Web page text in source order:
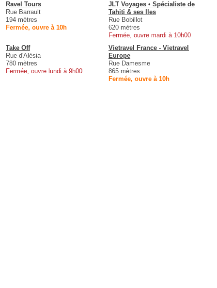
Ravel Tours
Rue Barrault
194 mètres
Fermée, ouvre à 10h
JLT Voyages • Spécialiste de
Tahiti & ses Iles
Rue Bobillot
620 mètres
Fermée, ouvre mardi à 10h00
Take Off
Rue d'Alésia
780 mètres
Fermée, ouvre lundi à 9h00
Vietravel France - Vietravel
Europe
Rue Damesme
865 mètres
Fermée, ouvre à 10h